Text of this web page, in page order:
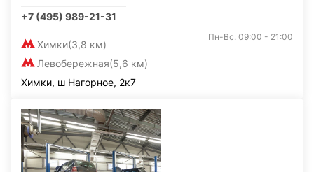
+7 (495) 989-21-31
Химки(3,8 км)
Левобережная(5,6 км)
Пн-Вс: 09:00 - 21:00
Химки, ш Нагорное, 2к7